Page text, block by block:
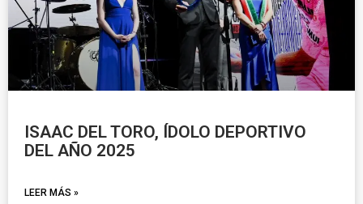
ISAAC DEL TORO, ÍDOLO DEPORTIVO
DEL AÑO 2025
LEER MÁS »